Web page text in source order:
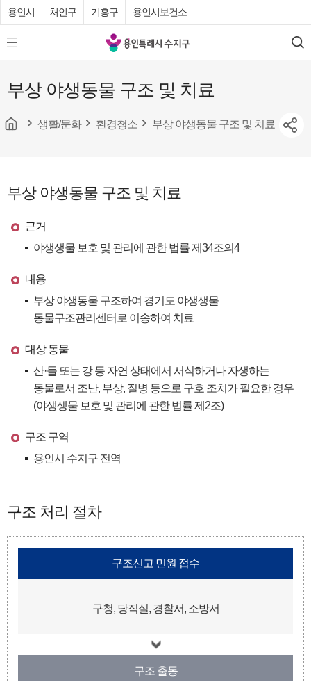
용인시 처인구 기흥구 용인시보건소
모
바
메
뉴
튼
용
인
례
수
검
색
부상 야생동물 구조 및 치료
생활/문화 환경청소 부상 야생동물 구조 및 치료
부상 야생동물 구조 및 치료
근거
야생생물 보호 및 관리에 관한 법률 제34조의4
내용
부상 야생동물 구조하여 경기도 야생생물
동물구조관리센터로 이송하여 치료
대상 동물
산·들 또는 강 등 자연 상태에서 서식하거나 자생하는
동물로서 조난, 부상, 질병 등으로 구호 조치가 필요한 경우
(야생생물 보호 및 관리에 관한 법률 제2조)
구조 구역
용인시 수지구 전역
구조 처리 절차
구조신고 민원 접수
구청, 당직실, 경찰서, 소방서
구조 출동